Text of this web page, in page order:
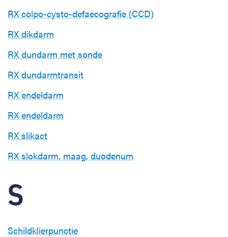
RX colpo-cysto-defaecografie (CCD)
RX dikdarm
RX dundarm met sonde
RX dundarmtransit
RX endeldarm
RX endeldarm
RX slikact
RX slokdarm, maag, duodenum
S
Schildklierpunctie